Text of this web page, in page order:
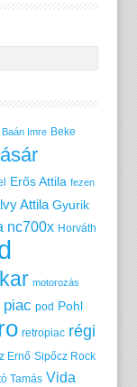
Baán Imre Beke
Erős Attila fezen
Attila Gyurik
nc700x Horváth
motorozás
piac pod Pohl
retropiac régi
Ernő Sipőcz Rock
Tamás Vida